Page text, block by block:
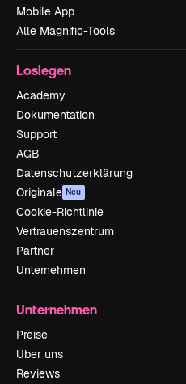
Mobile App
Alle Magnific-Tools
Loslegen
Academy
Dokumentation
Support
AGB
Datenschutzerklärung
Originale Neu
Cookie-Richtlinie
Vertrauenszentrum
Partner
Unternehmen
Unternehmen
Preise
Über uns
Reviews